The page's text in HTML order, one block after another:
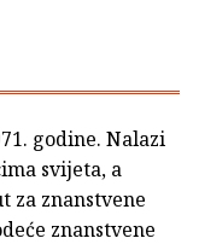
godine. Nalazi
svijeta, a
za znanstvene
znanstvene